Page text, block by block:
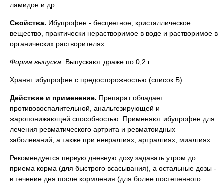
ламидон и др.
Свойства. Ибупрофен - бесцветное, кристаллическое
вещество, практически нерастворимое в воде и растворимое в
органических растворителях.
Форма выпуска Выпускают драже по 0,2 г.
Хранят ибупрофен с предосторожностью (список Б).
Действие и применение. Препарат обладает
противовоспалительной, анальгезирующей и
жаропонижающей способностью. Применяют ибупрофен для
лечения ревматического артрита и ревматоидных
заболеваний, а также при невралгиях, артралгиях, миалгиях.
Рекомендуется первую дневную дозу задавать утром до
приема корма (для быстрого всасывания), а остальные дозы -
в течение дня после кормления (для более постепенного